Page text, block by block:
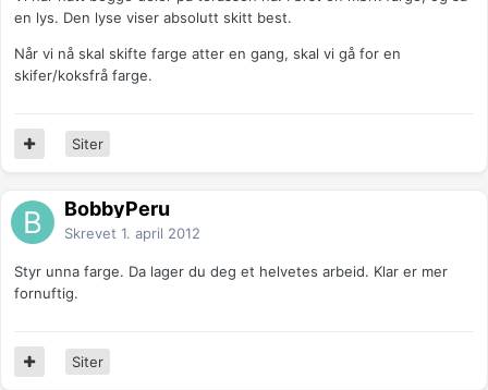
en lys. Den lyse viser absolutt skitt best.
Når vi nå skal skifte farge atter en gang, skal vi gå for en
skifer/koksfrå farge.
Siter
BobbyPeru
Skrevet 1. april 2012
Styr unna farge. Da lager du deg et helvetes arbeid. Klar er mer
fornuftig.
Siter